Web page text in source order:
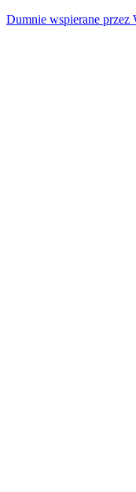
Dumnie wspierane przez